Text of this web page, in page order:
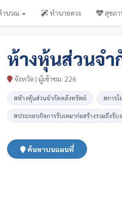
ำนวณ ทำนายดวง สุขภ
ห้างหุ้นส่วนจำ
จังหวัด | ผู้เข้าชม: 226
#ห้างหุ้นส่วนจำกัดคลังทรัพย์ #การโ
#ประกอบกิจการรับเหมาก่อสร้างรวมถึงรั
ค้นหาบนแผนที่